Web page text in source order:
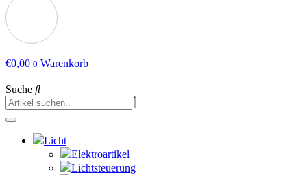
€0,00 0 Warenkorb
Suche
Licht
Elektroartikel
Lichtsteuerung